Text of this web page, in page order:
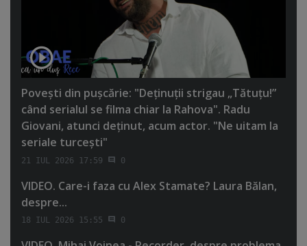
Poveşti din puşcărie: "Deţinuţii strigau „Tătuţu!”
când serialul se filma chiar la Rahova". Radu
Giovani, atunci deţinut, acum actor. "Ne uitam la
seriale turceşti"
21 IUL 2026 17:59 0
VIDEO. Care-i faza cu Alex Stamate? Laura Bălan,
despre...
18 IUL 2026 15:55 0